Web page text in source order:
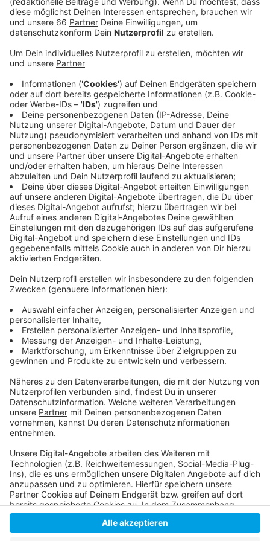
Anzeige
Demnach waren in Düsseldorf im Mai knapp 17.000
waren es über 5 Millionen Schusswaffen. Außerdem
wurden hier in Düsseldorf in diesem Jahr bisher 411
Anträge auf den Kleinen Waffenschein eingereicht. Im
gesamten letzten Jahr waren es 634 Anträge. Mit
dem Kleinen Waffenschein dürfen Besitzer eine
Schreckschuss-, Reizstoff- und Signalwaffe führen. In
diesem Jahr sind in Düsseldorf schon knapp 70 Kleine
Waffenscheine ausgestellt worden.
Anzeige
Weitere Infos und Links zum Thema
Anzeige
Die Polizei Düsseldorf:
Das nationale Waffenregister in Düsseldorf:
Kontrollen in der "Waffenverbotszone":
Anzeige
Anzeige